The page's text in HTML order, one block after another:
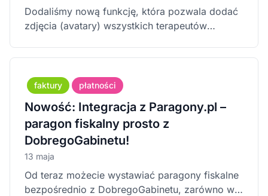
Dodaliśmy nową funkcję, która pozwala dodać
zdjęcia (avatary) wszystkich terapeutów
faktury płatności
Nowość: Integracja z Paragony.pl –
paragon fiskalny prosto z
DobregoGabinetu!
13 maja
Od teraz możecie wystawiać paragony fiskalne
bezpośrednio z DobregoGabinetu, zarówno w